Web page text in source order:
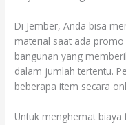
Di Jember, Anda bisa
material saat ada
bangunan yang
dalam jumlah tertentu.
beberapa item secara
Untuk menghemat